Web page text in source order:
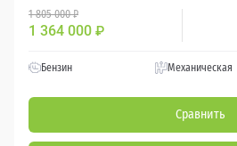
1 805 000 ₽
1 364 000 ₽
Бензин Механическая
Сравнить